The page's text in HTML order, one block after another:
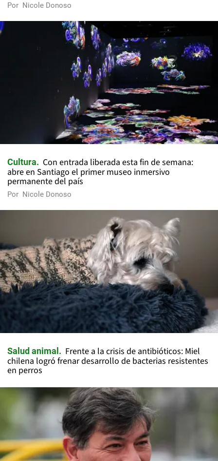
Por Nicole Donoso
Cultura
Con entrada liberada esta fin de semana:
abre en Santiago el primer museo inmersivo
permanente del país
Por Nicole Donoso
Salud animal
Frente a la crisis de antibióticos: Miel
chilena logró frenar desarrollo de bacterias resistentes
en perros